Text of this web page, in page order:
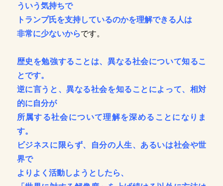
ういう気持ちで
トランプ氏を支持しているのかを理解できる人は
非常に少ないからです。
歴史を勉強することは、異なる社会について知るこ
とです。
逆に言うと、異なる社会を知ることによって、相対
的に自分が
所属する社会について理解を深めることになりま
す。
ビジネスに限らず、自分の人生、あるいは社会や世
界で
よりよく活動しようとしたら、